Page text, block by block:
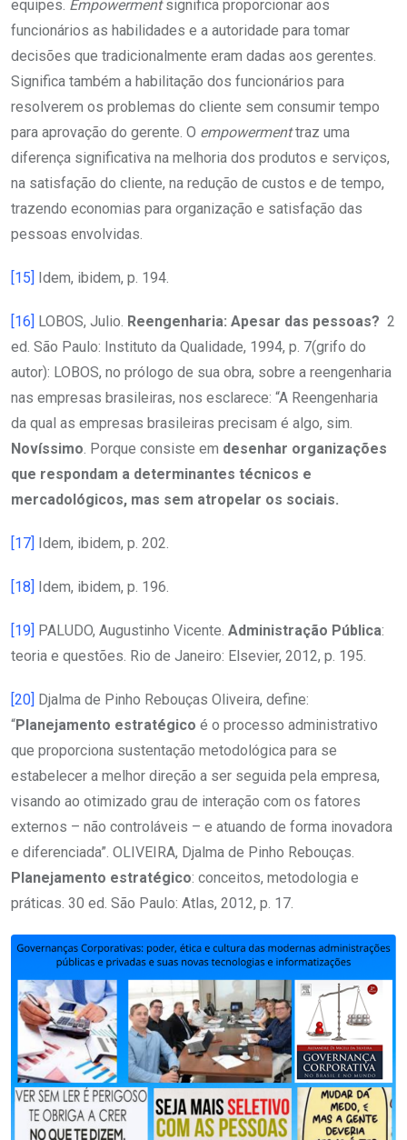
equipes. Empowermentsignifica proporcionar aos
funcionários as habilidades e a autoridade para tomar
decisões que tradicionalmente eram dadas aos gerentes.
Significa também a habilitação dos funcionários para
resolverem os problemas do cliente sem consumir tempo
para aprovação do gerente. O empowermenttraz uma
diferença significativa na melhoria dos produtos e serviços,
na satisfação do cliente, na redução de custos e de tempo,
trazendo economias para organização e satisfação das
pessoas envolvidas.
[15] Idem, ibidem, p. 194.
[16] LOBOS, Julio. Reengenharia: Apesar das pessoas? 2
ed. São Paulo: Instituto da Qualidade, 1994, p. 7(grifo do
autor): LOBOS, no prólogo de sua obra, sobre a reengenharia
nas empresas brasileiras, nos esclarece: “A Reengenharia
da qual as empresas brasileiras precisam é algo, sim.
Novíssimo. Porque consiste em desenhar organizações
que respondam a determinantes técnicos e
mercadológicos, mas sem atropelar os sociais.
[17] Idem, ibidem, p. 202.
[18] Idem, ibidem, p. 196.
[19] PALUDO, Augustinho Vicente. Administração Pública:
teoria e questões. Rio de Janeiro: Elsevier, 2012, p. 195.
[20] Djalma de Pinho Rebouças Oliveira, define:
“Planejamento estratégico é o processo administrativo
que proporciona sustentação metodológica para se
estabelecer a melhor direção a ser seguida pela empresa,
visando ao otimizado grau de interação com os fatores
externos – não controláveis – e atuando de forma inovadora
e diferenciada”. OLIVEIRA, Djalma de Pinho Rebouças.
Planejamento estratégico: conceitos, metodologia e
práticas. 30 ed. São Paulo: Atlas, 2012, p. 17.